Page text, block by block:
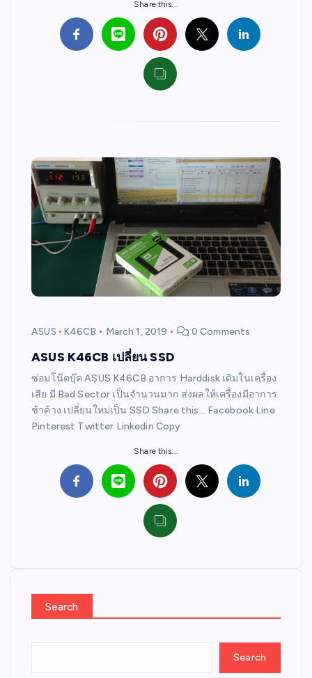
Share this...
ASUS K46CB March 1, 2019 0 Comments
ASUS K46CB เปลี่ยน SSD
ซ่อมโน๊ตบุ๊ค ASUS K46CB อาการ Harddisk เดิมในเครื่อง
เสีย มี Bad Sector เป็นจำนวนมาก ส่งผลให้เครื่องมีอาการ
ช้าค้าง เปลี่ยนใหม่เป็น SSD Share this… Facebook Line
Pinterest Twitter Linkedin Copy
Share this...
Search
Search